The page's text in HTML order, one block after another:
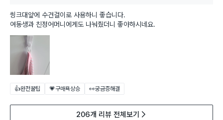
씽크대앞에 수건걸이로 사용하니 좋습니다.
여동생과 친정어머니에게도 나눠줬더니 좋아하시네요.
👍완전꿀팁 💗구매욕상승 👀궁금증해결
206개 리뷰 전체보기